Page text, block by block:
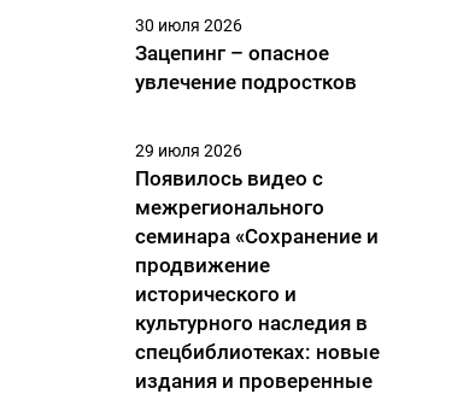
30 июля 2026
Зацепинг – опасное
увлечение подростков
29 июля 2026
Появилось видео с
межрегионального
семинара «Сохранение и
продвижение
исторического и
культурного наследия в
спецбиблиотеках: новые
издания и проверенные